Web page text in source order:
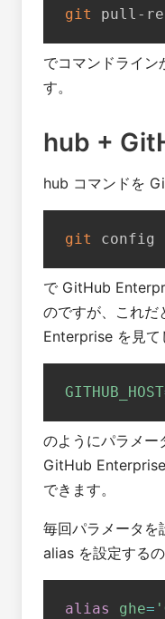
git pull-
でコマンドライン
す。
hub +
hub コマンドを
git config
で GitHub
のですが、これ
Enterprise を見て
GITHUB_HOST
のようにパラメー
GitHub
できます。
毎回パラメータを
alias を設定する
alias ghe=